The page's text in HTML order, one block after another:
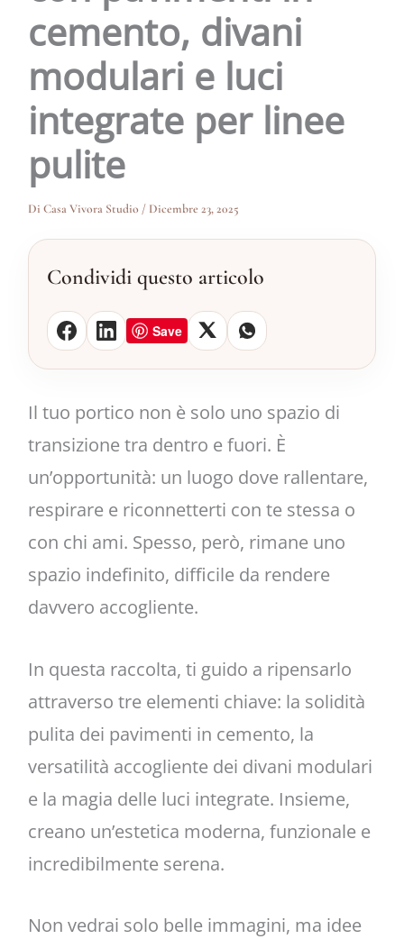
cemento, divani
modulari e luci
integrate per linee
pulite
Di Casa Vivora Studio/ Dicembre 23, 2025
Condividi questo articolo
Save
Il tuo portico non è solo uno spazio di
transizione tra dentro e fuori. È
un’opportunità: un luogo dove rallentare,
respirare e riconnetterti con te stessa o
con chi ami. Spesso, però, rimane uno
spazio indefinito, difficile da rendere
davvero accogliente.
In questa raccolta, ti guido a ripensarlo
attraverso tre elementi chiave: la solidità
pulita dei pavimenti in cemento, la
versatilità accogliente dei divani modulari
e la magia delle luci integrate. Insieme,
creano un’estetica moderna, funzionale e
incredibilmente serena.
Non vedrai solo belle immagini, ma idee